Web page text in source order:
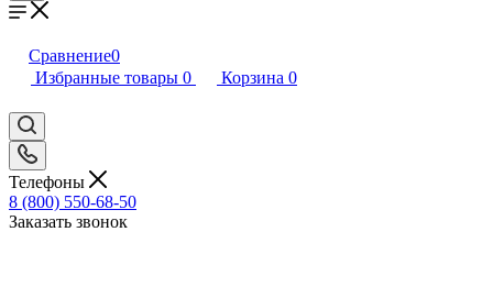
Сравнение0
Избранные товары 0 Корзина 0
Телефоны
8 (800) 550-68-50
Заказать звонок